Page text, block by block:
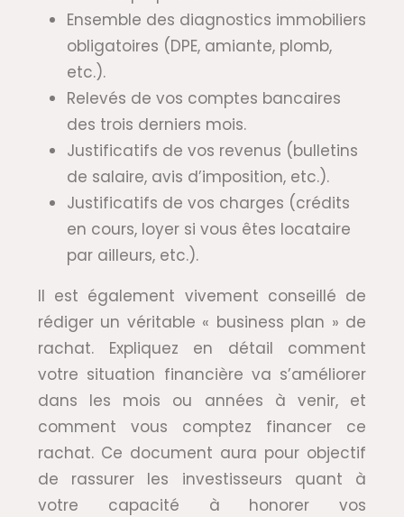
Ensemble des diagnostics immobiliers
obligatoires (DPE, amiante, plomb,
etc.).
Relevés de vos comptes bancaires
des trois derniers mois.
Justificatifs de vos revenus (bulletins
de salaire, avis d’imposition, etc.).
Justificatifs de vos charges (crédits
en cours, loyer si vous êtes locataire
par ailleurs, etc.).
Il est également vivement conseillé de
rédiger un véritable « business plan » de
rachat. Expliquez en détail comment
votre situation financière va s’améliorer
dans les mois ou années à venir, et
comment vous comptez financer ce
rachat. Ce document aura pour objectif
de rassurer les investisseurs quant à
votre capacité à honorer vos